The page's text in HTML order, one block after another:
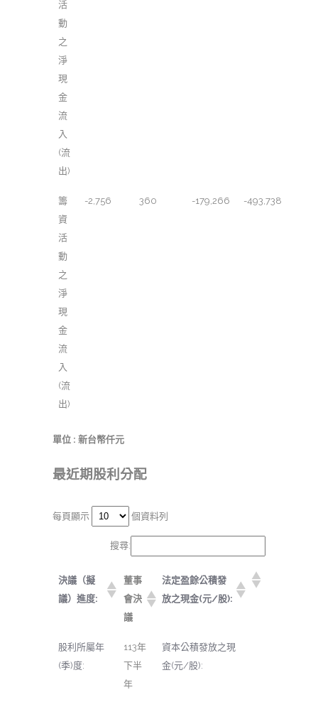
活
動
之
淨
現
金
流
入
(流
出)
籌
資
活
動
之
淨
現
金
流
入
(流
出)
-2,756 360 -179,266 -493,738
單位 : 新台幣仟元
最近期股利分配
每頁顯示 個資料列
搜尋:
決議（擬
議）進度:
董事
會決
議
法定盈餘公積發
放之現金(元/股):
股利所屬年
(季)度:
113年
下半
年
資本公積發放之現
金(元/股):